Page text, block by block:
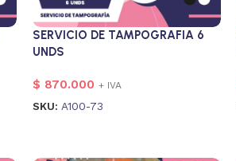
SERVICIO DE TAMPOGRAFIA 6
UNDS
$ 870.000 + IVA
SKU: A100-73